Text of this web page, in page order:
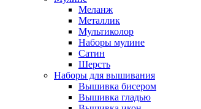
Меланж
Металлик
Мультиколор
Наборы мулине
Сатин
Шерсть
Наборы для вышивания
Вышивка бисером
Вышивка гладью